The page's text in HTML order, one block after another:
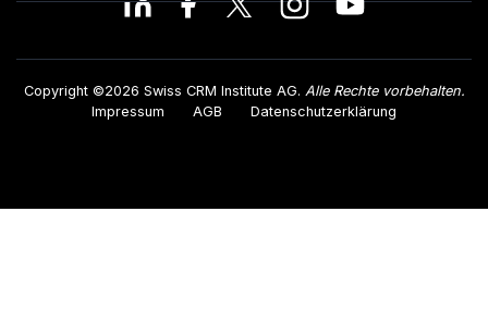
Copyright ©2026 Swiss CRM Institute AG. Alle Rechte vorbehalten.
Impressum
AGB Datenschutzerklärung